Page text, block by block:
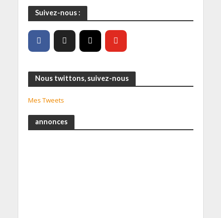
Suivez-nous :
Nous twittons, suivez-nous
Mes Tweets
annonces